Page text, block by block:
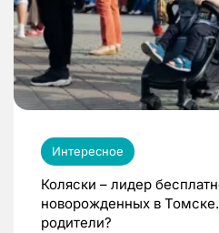
Интересное
Коляски – лидер
новорожденных в
родители?